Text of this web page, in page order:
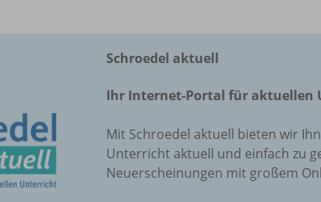
Schroedel aktuell
Ihr Internet-Portal für aktuellen
Mit Schroedel aktuell bieten wir
Unterricht aktuell und einfach zu
Neuerscheinungen mit großem